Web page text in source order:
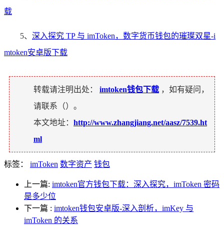
载
5、 深入探究 TP 与 imToken，数字货币钱包的璀璨双星-i
mtoken安卓版下载
转载请注明出处： imtoken钱包下载 ，如有疑问，
请联系（）。
本文地址： http://www.zhangjiang.net/aasz/7539.ht
ml
标签： imToken 数字资产 钱包
上一篇: imtoken官方钱包下载：深入探究，imToken 密码
是多少位
下一篇 : imtoken钱包安卓版-深入剖析，imKey 与
imToken 的关系